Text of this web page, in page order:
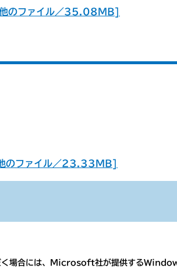
のファイル／35.08MB]
のファイル／23.33MB]
く場合には、Microsoft社が提供する